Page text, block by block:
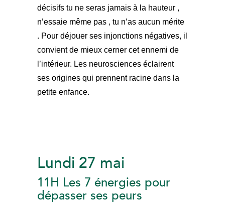
décisifs tu ne seras jamais à la hauteur ,
n’essaie même pas , tu n’as aucun mérite
. Pour déjouer ses injonctions négatives, il
convient de mieux cerner cet ennemi de
l’intérieur. Les neurosciences éclairent
ses origines qui prennent racine dans la
petite enfance.
Lundi 27 mai
11H Les 7 énergies pour
dépasser ses peurs